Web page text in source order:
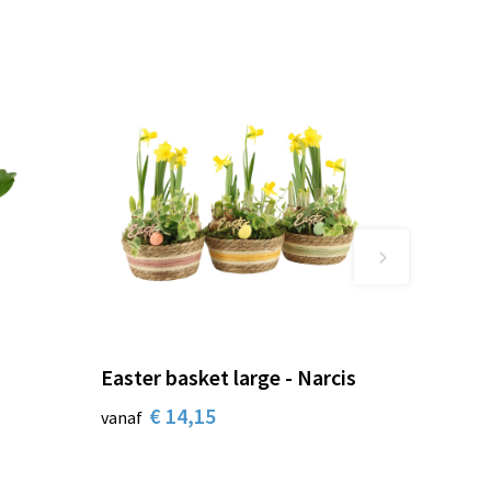
Easter basket large - Narcis
vanaf € 14,15